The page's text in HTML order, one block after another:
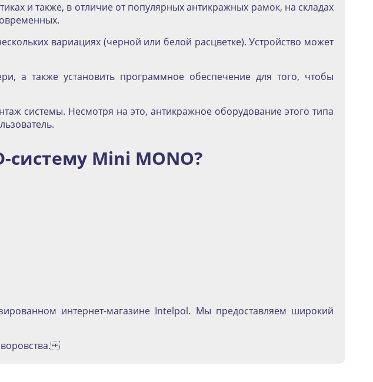
и также, в отличие от популярных антикражных рамок, на складах
вариациях (черной или белой расцветке). Устройство может
а также установить программное обеспечение для того, чтобы
системы. Несмотря на это, антикражное оборудование этого типа
Mini MONO?
интернет-магазине Intelpol. Мы предоставляем широкий
воровства.